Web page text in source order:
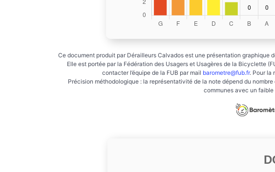
Ce document produit par Dérailleurs Calvados est une présentation graphique
Elle est portée par la Fédération des Usagers et Usagères de la Bicyclette
contacter l’équipe de la FUB par mail barometre@fub.fr. Pour la
Précision méthodologique : la représentativité de la note dépend du
communes avec un